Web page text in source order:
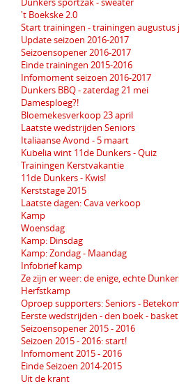
't Boekske 2.0
Start trainingen - trainingen augustus
Update seizoen 2016-2017
Seizoensopener 2016-2017
Einde trainingen 2015-2016
Infomoment seizoen 2016-2017
Dunkers BBQ - zaterdag 21 mei
Damesploeg?!
Bloemekesverkoop 23 april
Laatste wedstrijden Seniors
Italiaanse Avond - 5 maart
Kubelia wint 11de Dunkers - Quiz
Trainingen Kerstvakantie
11de Dunkers - Kwis!
Kerststage 2015
Laatste dagen: Cava verkoop
Kamp
Woensdag
Kamp: Dinsdag
Kamp: Zondag - Maandag
Infobrief kamp
Ze zijn er weer: de enige, echte
Herfstkamp
Oproep supporters: Seniors - Betekom
Eerste wedstrijden - den boek -
Seizoensopener 2015 - 2016
Seizoen 2015 - 2016: start!
Infomoment 2015 - 2016
Einde Seizoen 2014-2015
Uit de krant